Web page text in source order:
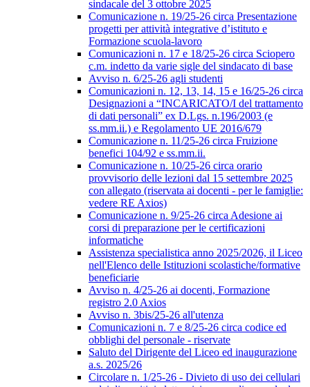
sindacale del 3 ottobre 2025
Comunicazione n. 19/25-26 circa Presentazione
progetti per attività integrative d’istituto e
Formazione scuola-lavoro
Comunicazioni n. 17 e 18/25-26 circa Sciopero
c.m. indetto da varie sigle del sindacato di base
Avviso n. 6/25-26 agli studenti
Comunicazioni n. 12, 13, 14, 15 e 16/25-26 circa
Designazioni a “INCARICATO/I del trattamento
di dati personali” ex D.Lgs. n.196/2003 (e
ss.mm.ii.) e Regolamento UE 2016/679
Comunicazione n. 11/25-26 circa Fruizione
benefici 104/92 e ss.mm.ii.
Comunicazione n. 10/25-26 circa orario
provvisorio delle lezioni dal 15 settembre 2025
con allegato (riservata ai docenti - per le famiglie:
vedere RE Axios)
Comunicazione n. 9/25-26 circa Adesione ai
corsi di preparazione per le certificazioni
informatiche
Assistenza specialistica anno 2025/2026, il Liceo
nell'Elenco delle Istituzioni scolastiche/formative
beneficiarie
Avviso n. 4/25-26 ai docenti, Formazione
registro 2.0 Axios
Avviso n. 3bis/25-26 all'utenza
Comunicazioni n. 7 e 8/25-26 circa codice ed
obblighi del personale - riservate
Saluto del Dirigente del Liceo ed inaugurazione
a.s. 2025/26
Circolare n. 1/25-26 - Divieto di uso dei cellulari